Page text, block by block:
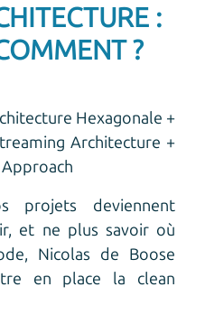
:
?
Hexagonale +
Architecture +
Approach
projets deviennent
et ne plus savoir où
Nicolas de Boose
en place la clean